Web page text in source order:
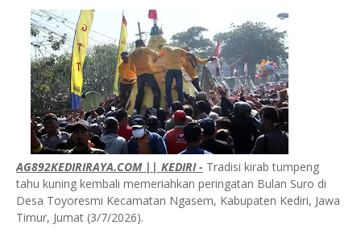
AG892KEDIRIRAYA.COM || KEDIRI - Tradisi kirab tumpeng
tahu kuning kembali memeriahkan peringatan Bulan Suro di
Desa Toyoresmi Kecamatan Ngasem, Kabupaten Kediri, Jawa
Timur, Jumat (3/7/2026).